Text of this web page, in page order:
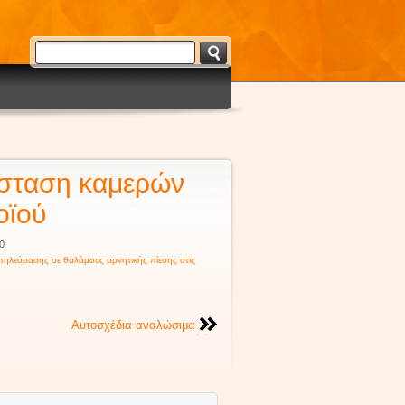
καμερών
0
σε θαλάμους αρνητικής πίεσης στις
Αυτοσχέδια αναλώσιμα